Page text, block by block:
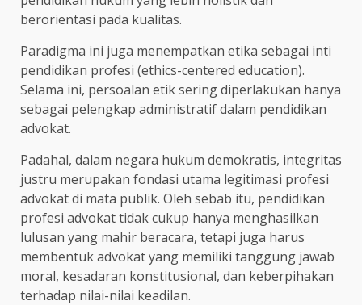
berorientasi pada kualitas.
Paradigma ini juga menempatkan etika sebagai inti
pendidikan profesi (ethics-centered education).
Selama ini, persoalan etik sering diperlakukan hanya
sebagai pelengkap administratif dalam pendidikan
advokat.
Padahal, dalam negara hukum demokratis, integritas
justru merupakan fondasi utama legitimasi profesi
advokat di mata publik. Oleh sebab itu, pendidikan
profesi advokat tidak cukup hanya menghasilkan
lulusan yang mahir beracara, tetapi juga harus
membentuk advokat yang memiliki tanggung jawab
moral, kesadaran konstitusional, dan keberpihakan
terhadap nilai-nilai keadilan.